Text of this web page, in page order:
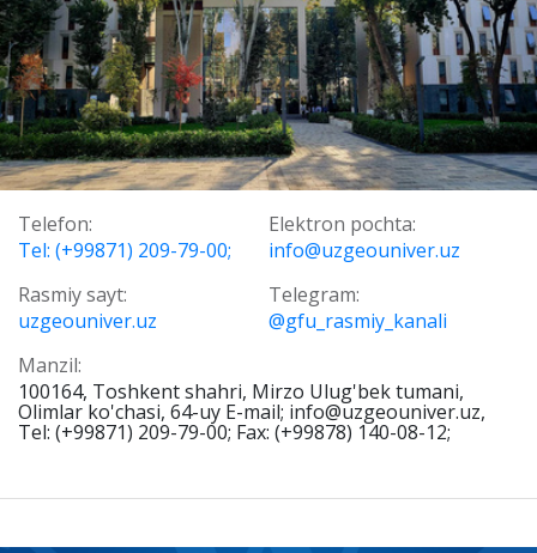
Telefon:
Tel: (+99871) 209-79-00;
Elektron pochta:
info@uzgeouniver.uz
Rasmiy sayt:
uzgeouniver.uz
Telegram:
@gfu_rasmiy_kanali
Manzil:
100164, Toshkent shahri, Mirzo Ulug'bek tumani,
Olimlar ko'chasi, 64-uy E-mail; info@uzgeouniver.uz,
Tel: (+99871) 209-79-00; Fax: (+99878) 140-08-12;